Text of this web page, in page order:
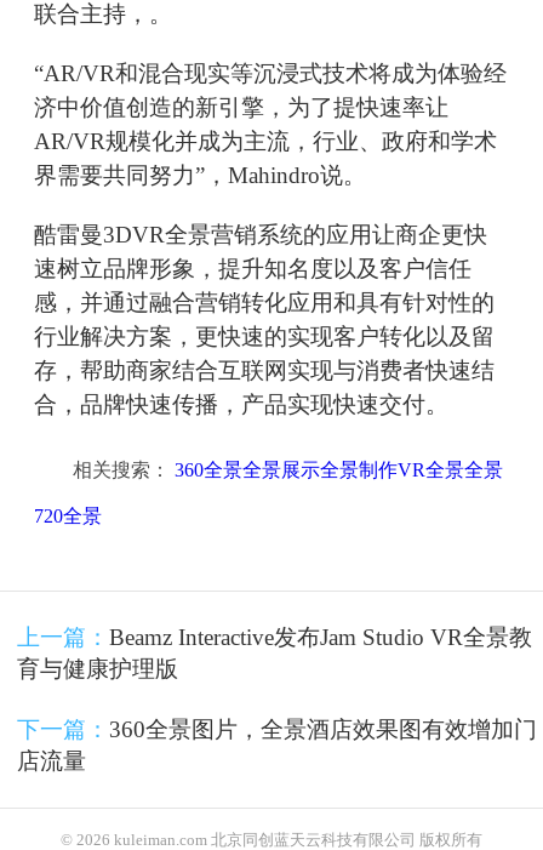
联合主持，。
“AR/VR和混合现实等沉浸式技术将成为体验经
济中价值创造的新引擎，为了提快速率让
AR/VR规模化并成为主流，行业、政府和学术
界需要共同努力”，Mahindro说。
酷雷曼3DVR全景营销系统的应用让商企更快
速树立品牌形象，提升知名度以及客户信任
感，并通过融合营销转化应用和具有针对性的
行业解决方案，更快速的实现客户转化以及留
存，帮助商家结合互联网实现与消费者快速结
合，品牌快速传播，产品实现快速交付。
相关搜索： 360全景全景展示全景制作VR全景全景
720全景
上一篇： Beamz Interactive发布Jam Studio VR全景教
育与健康护理版
下一篇： 360全景图片，全景酒店效果图有效增加门
店流量
© 2026 kuleiman.com 北京同创蓝天云科技有限公司 版权所有